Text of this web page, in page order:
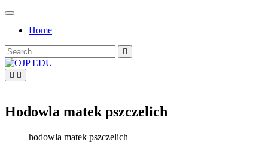
Skip
contentHome
Search
for:
Hodowla matek pszczelich
hodowla matek pszczelich